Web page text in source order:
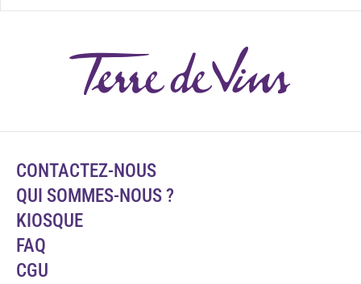
CONTACTEZ-NOUS
QUI SOMMES-NOUS ?
KIOSQUE
FAQ
CGU